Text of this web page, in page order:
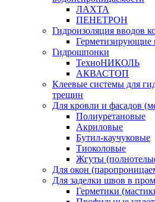
ЛАХТА
ПЕНЕТРОН
Гидроизоляция вводов
Герметизирующие
Гидрошпонки
ТехноНИКОЛЬ
АКВАСТОП
Клеевые системы для
трещин
Для кровли и фасадов
Полиуретановые
Акриловые
Бутил-каучуковые
Тиоколовые
Жгуты
Для окон
Для заделки швов в
Герметики